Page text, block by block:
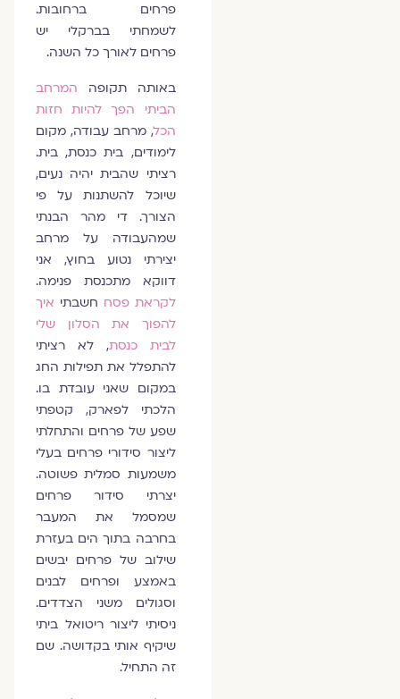
פרחים ברחובות.
לשמחתי בברקלי יש
פרחים לאורך כל השנה.
באותה תקופה
המרחב
הביתי הפך להיות חזות
הכל, מרחב עבודה, מקום
לימודים, בית כנסת, בית.
רציתי שהבית יהיה נעים,
שיוכל להשתנות על פי
הצורך. די מהר הבנתי
שמהעבודה על מרחב
יצירתי נטוע בחוץ, אני
דווקא מתכנסת פנימה.
לקראת פסחחשבתיאיך
להפוך את הסלון שלי
לבית כנסת, לא רציתי
להתפלל את תפילות החג
במקום שאני עובדת בו.
הלכתי לפארק, קטפתי
שפע של פרחים והתחלתי
ליצור סידורי פרחים בעלי
משמעות סמלית פשוטה.
יצרתי סידור פרחים
שמסמל את המעבר
בחרבה בתוך הים בעזרת
שילוב של פרחים יבשים
באמצע ופרחים לבנים
וסגולים משני הצדדים.
ניסיתי ליצור ריטואל ביתי
שיקיף אותי בקדושה. שם
זה התחיל.